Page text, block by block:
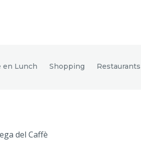
en Lunch Shopping Restaurants
del Caffè